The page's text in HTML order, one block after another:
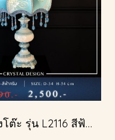
โคมไฟตั้งโต๊ะ รุ่น L2116 สีฟ้าครีม (ตั้งโต๊ะ)